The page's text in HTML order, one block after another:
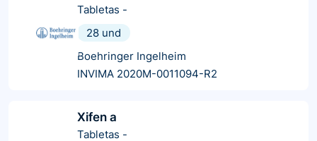
Tabletas -
28 und
Boehringer Ingelheim
INVIMA 2020M-0011094-R2
Xifen a
Tabletas -